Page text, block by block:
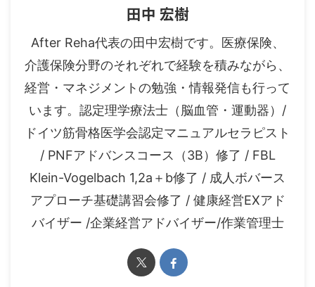
田中 宏樹
After Reha代表の田中宏樹です。医療保険、
介護保険分野のそれぞれで経験を積みながら、
経営・マネジメントの勉強・情報発信も行って
います。認定理学療法士（脳血管・運動器）/
ドイツ筋骨格医学会認定マニュアルセラピスト
/ PNFアドバンスコース（3B）修了 / FBL
Klein-Vogelbach 1,2a＋b修了 / 成人ボバース
アプローチ基礎講習会修了 / 健康経営EXアド
バイザー /企業経営アドバイザー/作業管理士